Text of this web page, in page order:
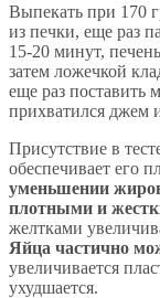
Выпекать при 170
из печки, еще раз
15-20 минут,
затем ложечкой
еще раз поставить
прихватился джем
Присутствие в
обеспечивает его
уменьшении жиров
плотными и
желтками
Яйца частично
увеличивается
ухудшается.